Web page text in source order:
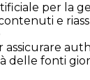
per la
e
assicurare
delle fonti